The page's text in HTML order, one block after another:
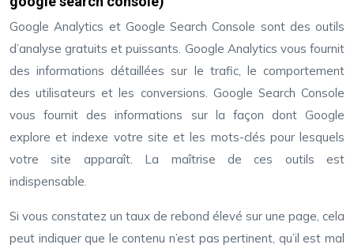
Google Analytics et Google Search Console sont des outils
d’analyse gratuits et puissants. Google Analytics vous fournit
des informations détaillées sur le trafic, le comportement
des utilisateurs et les conversions. Google Search Console
vous fournit des informations sur la façon dont Google
explore et indexe votre site et les mots-clés pour lesquels
votre site apparaît. La maîtrise de ces outils est
indispensable.
Si vous constatez un taux de rebond élevé sur une page, cela
peut indiquer que le contenu n’est pas pertinent, qu’il est mal